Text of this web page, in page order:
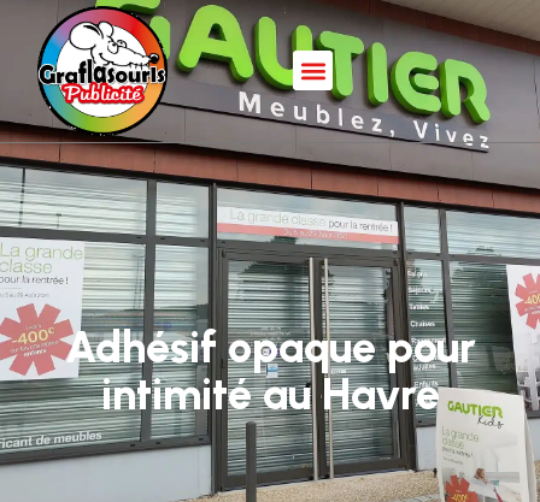
Adhésif opaque pour
intimité au Havre